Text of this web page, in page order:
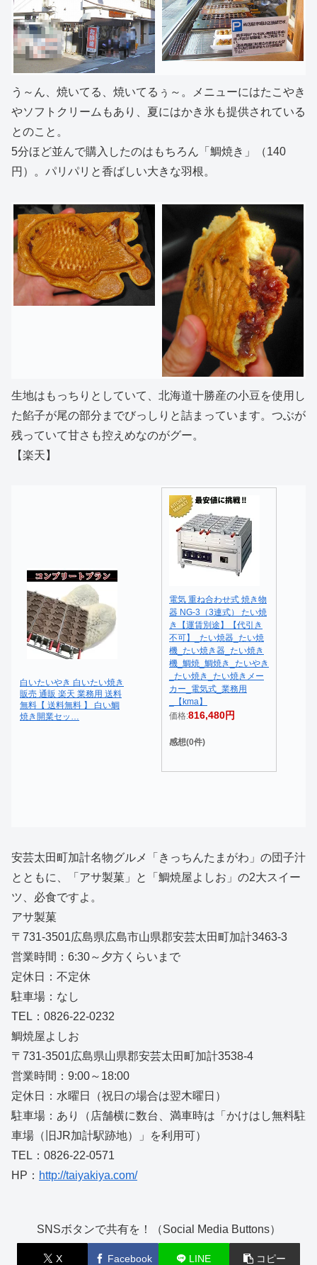
う～ん、焼いてる、焼いてるぅ～。メニューにはたこやき
やソフトクリームもあり、夏にはかき氷も提供されている
とのこと。
5分ほど並んで購入したのはもちろん「鯛焼き」（140
円）。パリパリと香ばしい大きな羽根。
生地はもっちりとしていて、北海道十勝産の小豆を使用し
た餡子が尾の部分までびっしりと詰まっています。つぶが
残っていて甘さも控えめなのがグー。
【楽天】
白いたいやき 白いたい焼き
販売 通販 楽天 業務用 送料
無料【 送料無料 】 白い鯛
焼き開業セッ…
電気 重ね合わせ式 焼き物
器 NG-3（3連式） たい焼
き【運賃別途】【代引き
不可】_たい焼器_たい焼
機_たい焼き器_たい焼き
機_鯛焼_鯛焼き_たいやき
_たい焼き_たい焼きメー
カー_電気式_業務用
_【kma】
価格:816,480円
感想(0件)
安芸太田町加計名物グルメ「きっちんたまがわ」の団子汁
とともに、「アサ製菓」と「鯛焼屋よしお」の2大スイー
ツ、必食ですよ。
アサ製菓
〒731-3501広島県広島市山県郡安芸太田町加計3463-3
営業時間：6:30～夕方くらいまで
定休日：不定休
駐車場：なし
TEL：0826-22-0232
鯛焼屋よしお
〒731-3501広島県山県郡安芸太田町加計3538-4
営業時間：9:00～18:00
定休日：水曜日（祝日の場合は翌木曜日）
駐車場：あり（店舗横に数台、満車時は「かけはし無料駐
車場（旧JR加計駅跡地）」を利用可）
TEL：0826-22-0571
HP： http://taiyakiya.com/
SNSボタンで共有を！（Social Media Buttons）
X Facebook LINE コピー